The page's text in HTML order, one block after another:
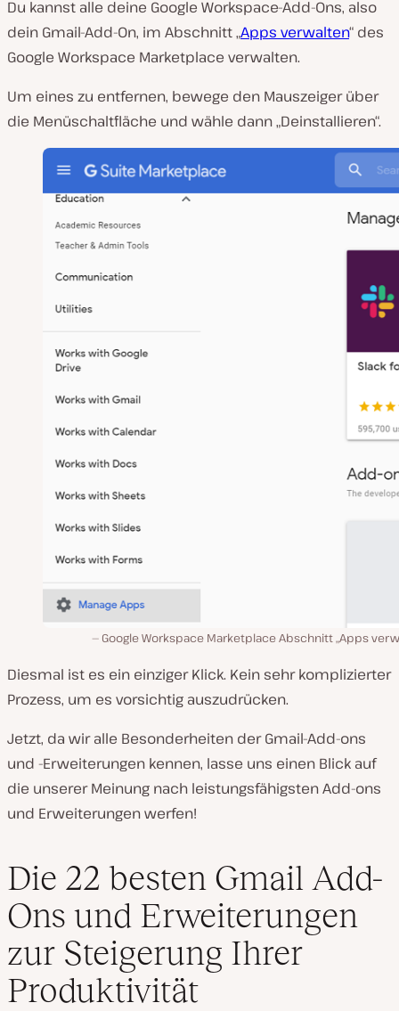
Du kannst alle deine Google Workspace-Add-Ons, also
dein Gmail-Add-On, im Abschnitt „Apps verwalten“ des
Google Workspace Marketplace verwalten.
Um eines zu entfernen, bewege den Mauszeiger über
die Menüschaltfläche und wähle dann „Deinstallieren“.
Google Workspace Marketplace Abschnitt „Apps
Diesmal ist es ein einziger Klick. Kein sehr komplizierter
Prozess, um es vorsichtig auszudrücken.
Jetzt, da wir alle Besonderheiten der Gmail-Add-ons
und -Erweiterungen kennen, lasse uns einen Blick auf
die unserer Meinung nach leistungsfähigsten Add-ons
und Erweiterungen werfen!
Die 22 besten Gmail Add-
Ons und Erweiterungen
zur Steigerung Ihrer
Produktivität